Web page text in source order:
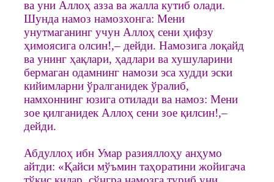
ва уни Аллоҳ азза ва жалла кутиб олади.
Шунда намоз намозхонга: Мени
унутмаганинг учун Аллоҳ сени ҳифзу
ҳимоясига олсин!,– дейди. Намозига лоқайд
ва унинг ҳақлари, ҳадлари ва хушуларини
бермаган одамнинг намози эса худди эски
кийимларни ўралганидек ўралиб,
намхоннинг юзига отилади ва намоз: Мени
зое қилганидек Аллоҳ сени зое қилсин!,–
дейди.
Абдуллоҳ ибн Умар разияллоҳу анҳумо
айтди: «Қайси мўъмин таҳоратини жойигача